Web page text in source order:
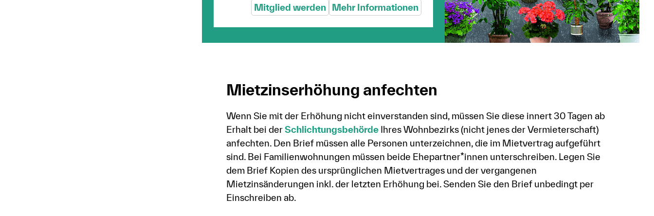
Mitglied werden Mehr Informationen
Mietzinserhöhung anfechten
Wenn Sie mit der Erhöhung nicht einverstanden sind, müssen Sie diese innert 30 Tagen ab
Erhalt bei derSchlichtungsbehördeIhres Wohnbezirks (nicht jenes der Vermieterschaft)
anfechten. Den Brief müssen alle Personen unterzeichnen, die im Mietvertrag aufgeführt
sind. Bei Familienwohnungen müssen beide Ehepartner*innen unterschreiben. Legen Sie
dem Brief Kopien des ursprünglichen Mietvertrages und der vergangenen
Mietzinsänderungen inkl. der letzten Erhöhung bei. Senden Sie den Brief unbedingt per
Einschreiben ab.